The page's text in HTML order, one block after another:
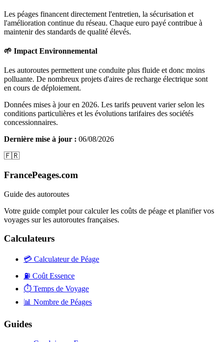
Les péages financent directement l'entretien, la sécurisation et
l'amélioration continue du réseau. Chaque euro payé contribue à
maintenir des standards de qualité élevés.
🌱 Impact Environnemental
Les autoroutes permettent une conduite plus fluide et donc moins
polluante. De nombreux projets d'aires de recharge électrique sont
en cours de déploiement.
Données mises à jour en 2026. Les tarifs peuvent varier selon les
conditions particulières et les évolutions tarifaires des sociétés
concessionnaires.
Dernière mise à jour : 06/08/2026
🇫🇷
FrancePeages.com
Guide des autoroutes
Votre guide complet pour calculer les coûts de péage et planifier vos
voyages sur les autoroutes françaises.
Calculateurs
💳 Calculateur de Péage
⛽ Coût Essence
⏱️ Temps de Voyage
📊 Nombre de Péages
Guides